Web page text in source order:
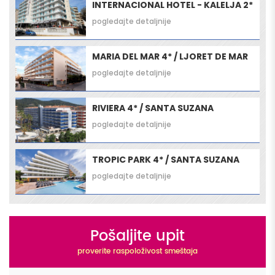
INTERNACIONAL HOTEL - KALELJA 2*
pogledajte detaljnije
MARIA DEL MAR 4* / LJORET DE MAR
pogledajte detaljnije
RIVIERA 4* / SANTA SUZANA
pogledajte detaljnije
TROPIC PARK 4* / SANTA SUZANA
pogledajte detaljnije
Pošaljite upit
proverite raspoloživost smeštaja